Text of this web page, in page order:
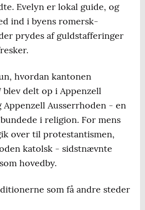
Evelyn er lokal guide, og
ind i byens romersk-
prydes af guldstafferinger
hvordan kantonen
blev delt op i Appenzell
Ausserrhoden - en
i religion. For mens
over til protestantismen,
katolsk - sidstnævnte
hovedby.
som få andre steder